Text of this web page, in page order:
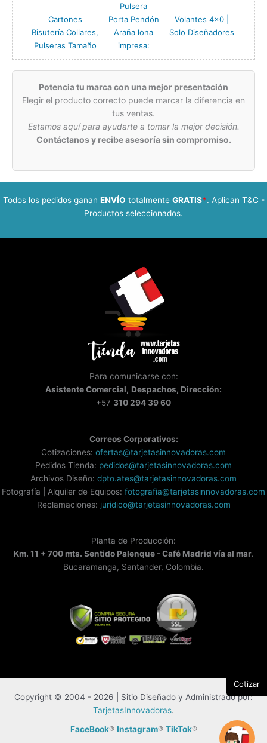
Pulsera
Cartones
Bisutería Collares,
Pulseras Tamaño
Porta Pendón
Araña lona
impresa:
Volantes 4×0 |
Solo Diseñadores
Potencia tu marca con una mejor presentación
Elegir el producto correcto puede marcar la diferencia en
tus ventas.
Estamos aquí para ayudarte a tomar la mejor decisión.
Contáctanos y recibe asesoría sin compromiso.
Todos los pedidos ganan ENVÍO totalmente GRATIS*. Aplican T&C -
Productos seleccionados.
Para comunicarse con:
AsistenteComercial, Despachos, Dirección:
+57 310 294 39 60
Correos Corporativos:
Cotizaciones: ofertas@tarjetasinnovadoras.com
Pedidos Tienda: pedidos@tarjetasinnovadoras.com
Archivos Diseño: dpto.ates@tarjetasinnovadoras.com
Fotografía | Alquiler de Equipos: fotografia@tarjetasinnovadoras.com
Reclamaciones: juridico@tarjetasinnovadoras.com
Planta de Producción:
Km. 11 + 700 mts. Sentido Palenque - Café Madrid vía al mar.
Bucaramanga, Santander, Colombia.
Copyright © 2004 - 2026 | Sitio Diseñado y Administrado por:
TarjetasInnovadoras.
FaceBook® Instagram® TikTok®
Cotizar